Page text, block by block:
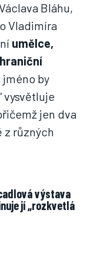
Bláhu,
Vladimíra
umělce,
jméno by
vysvětluje
jen dva
z různých
jí „rozkvetlá